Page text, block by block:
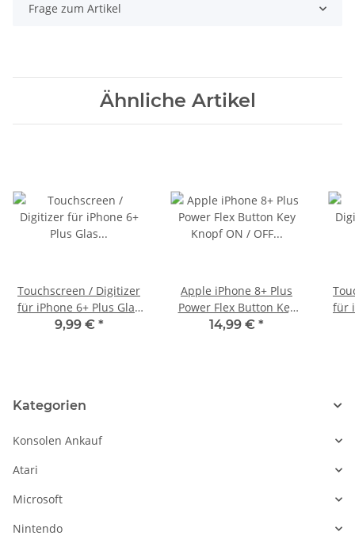
Frage zum Artikel
Ähnliche Artikel
Touchscreen / Digitizer
für iPhone 6+ Plus Glas
Scheibe Front weiss
9,99 € *
Apple iPhone 8+ Plus
Power Flex Button Key
Knopf ON / OFF Volume
14,99 € *
für
Kategorien
Konsolen Ankauf
Atari
Microsoft
Nintendo